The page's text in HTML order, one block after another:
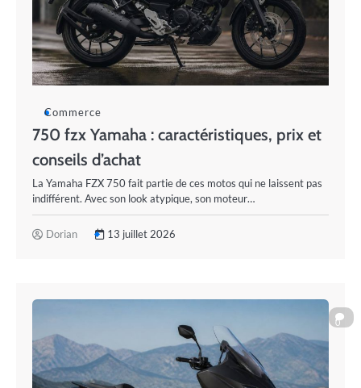
Commerce
750 fzx Yamaha : caractéristiques, prix et
conseils d’achat
La Yamaha FZX 750 fait partie de ces motos qui ne laissent pas
indifférent. Avec son look atypique, son moteur…
Dorian 13 juillet 2026
0